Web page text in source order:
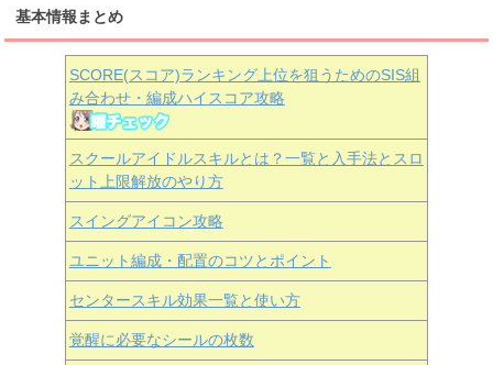
基本情報まとめ
SCORE(スコア)ランキング上位を狙うためのSIS組
み合わせ・編成ハイスコア攻略
スクールアイドルスキルとは？一覧と入手法とスロ
ット上限解放のやり方
スイングアイコン攻略
ユニット編成・配置のコツとポイント
センタースキル効果一覧と使い方
覚醒に必要なシールの枚数